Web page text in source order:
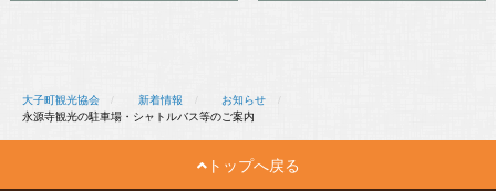
大子町観光協会 新着情報
お知らせ
永源寺観光の駐車場・シャトルバス等のご案内
トップへ戻る